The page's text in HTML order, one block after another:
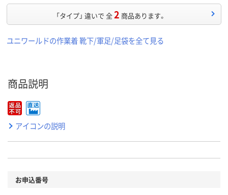
「タイプ」 違いで 全2 商品あります。
ユニワールドの作業着 靴下/軍足/足袋を全て見る
商品説明
アイコンの説明
お申込番号